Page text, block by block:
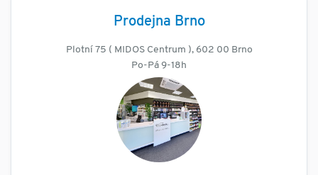
Prodejna Brno
Plotní 75 ( MIDOS Centrum ), 602 00 Brno
Po-Pá 9-18h